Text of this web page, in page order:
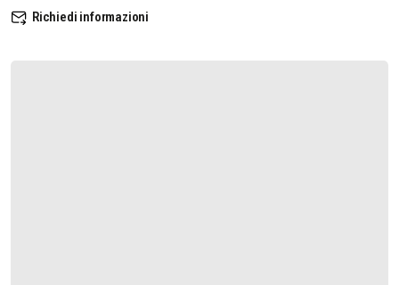
Richiedi informazioni